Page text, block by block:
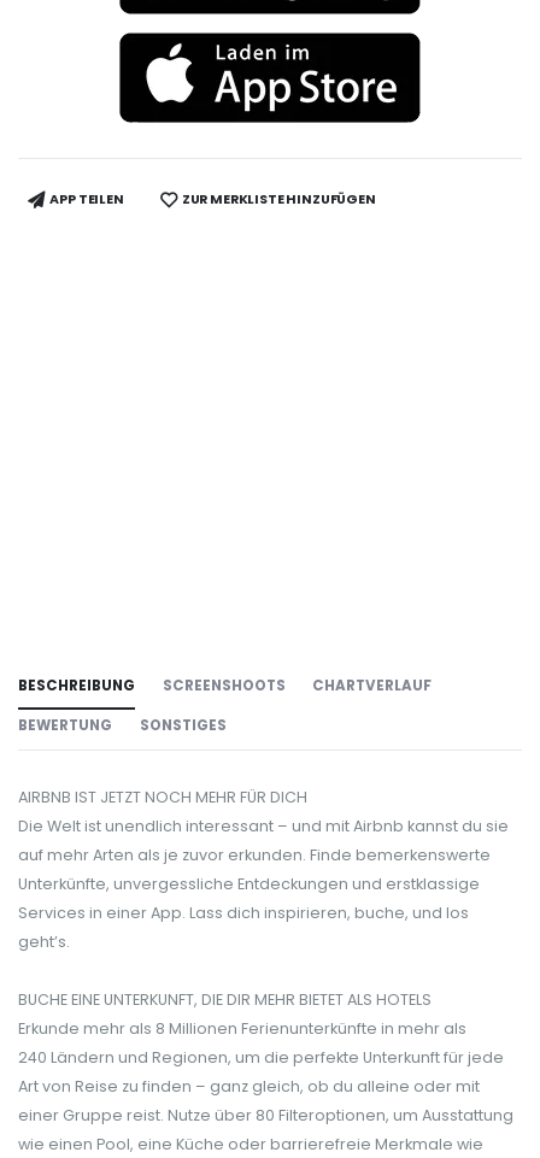
APP TEILEN ZUR MERKLISTE HINZUFÜGEN
BESCHREIBUNG SCREENSHOOTS CHARTVERLAUF
BEWERTUNG SONSTIGES
AIRBNB IST JETZT NOCH MEHR FÜR DICH
Die Welt ist unendlich interessant – und mit Airbnb kannst du sie
auf mehr Arten als je zuvor erkunden. Finde bemerkenswerte
Unterkünfte, unvergessliche Entdeckungen und erstklassige
Services in einer App. Lass dich inspirieren, buche, und los
geht’s.
BUCHE EINE UNTERKUNFT, DIE DIR MEHR BIETET ALS HOTELS
Erkunde mehr als 8 Millionen Ferienunterkünfte in mehr als
240 Ländern und Regionen, um die perfekte Unterkunft für jede
Art von Reise zu finden – ganz gleich, ob du alleine oder mit
einer Gruppe reist. Nutze über 80 Filteroptionen, um Ausstattung
wie einen Pool, eine Küche oder barrierefreie Merkmale wie